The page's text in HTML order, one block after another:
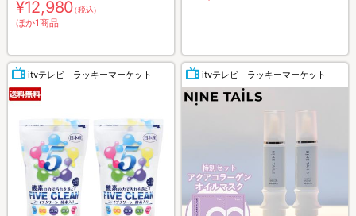
¥12,980（税込）
ほか1商品
itvテレビ ラッキーマーケット itvテレビ ラッキーマーケット